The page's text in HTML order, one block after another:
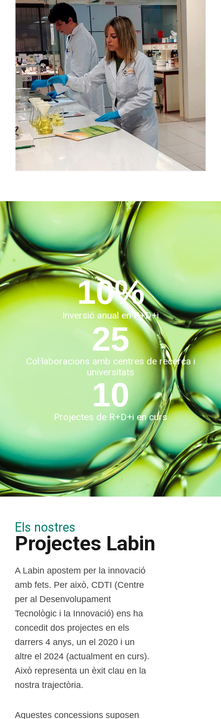
Inversió anual en R+D+i
10%
Col·laboracions amb centres de recerca i
universitats
25
Projectes de R+D+i en curs
10
Els nostres
Projectes Labin
A Labin apostem per la innovació
amb fets. Per això, CDTI (Centre
per al Desenvolupament
Tecnològic i la Innovació) ens ha
concedit dos projectes en els
darrers 4 anys, un el 2020 i un
altre el 2024 (actualment en curs).
Això representa un èxit clau en la
nostra trajectòria.
Aquestes concessions suposen